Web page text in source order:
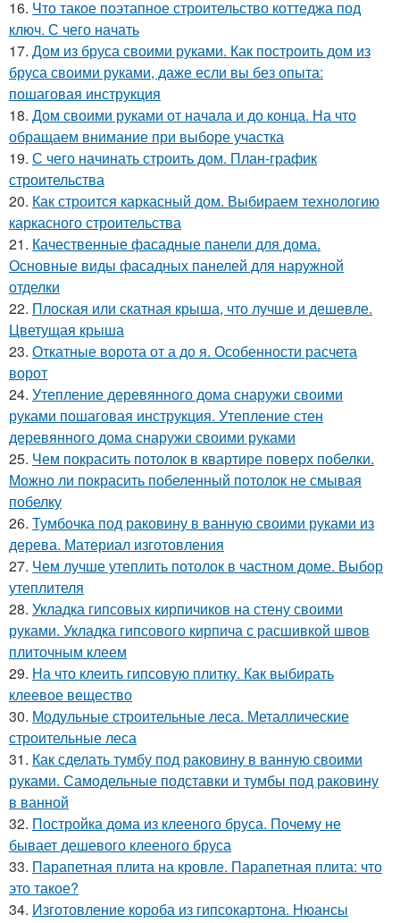
16. Что такое поэтапное строительство коттеджа под
ключ. С чего начать
17. Дом из бруса своими руками. Как построить дом из
бруса своими руками, даже если вы без опыта:
пошаговая инструкция
18. Дом своими руками от начала и до конца. На что
обращаем внимание при выборе участка
19. С чего начинать строить дом. План-график
строительства
20. Как строится каркасный дом. Выбираем технологию
каркасного строительства
21. Качественные фасадные панели для дома.
Основные виды фасадных панелей для наружной
отделки
22. Плоская или скатная крыша, что лучше и дешевле.
Цветущая крыша
23. Откатные ворота от а до я. Особенности расчета
ворот
24. Утепление деревянного дома снаружи своими
руками пошаговая инструкция. Утепление стен
деревянного дома снаружи своими руками
25. Чем покрасить потолок в квартире поверх побелки.
Можно ли покрасить побеленный потолок не смывая
побелку
26. Тумбочка под раковину в ванную своими руками из
дерева. Материал изготовления
27. Чем лучше утеплить потолок в частном доме. Выбор
утеплителя
28. Укладка гипсовых кирпичиков на стену своими
руками. Укладка гипсового кирпича с расшивкой швов
плиточным клеем
29. На что клеить гипсовую плитку. Как выбирать
клеевое вещество
30. Модульные строительные леса. Металлические
строительные леса
31. Как сделать тумбу под раковину в ванную своими
руками. Самодельные подставки и тумбы под раковину
в ванной
32. Постройка дома из клееного бруса. Почему не
бывает дешевого клееного бруса
33. Парапетная плита на кровле. Парапетная плита: что
это такое?
34. Изготовление короба из гипсокартона. Нюансы